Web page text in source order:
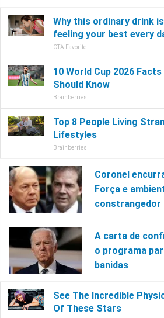
Coronel
Força e
constrangedor
A carta de
o programa
banidas